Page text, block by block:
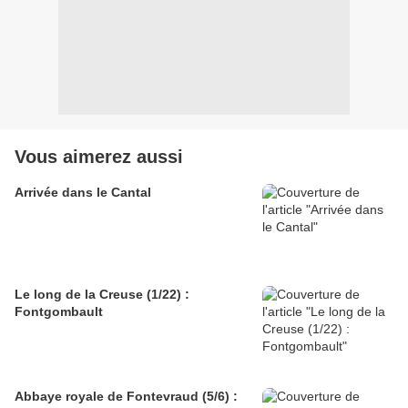
Vous aimerez aussi
Arrivée dans le Cantal
Le long de la Creuse (1/22) :
Fontgombault
Abbaye royale de Fontevraud (5/6) :